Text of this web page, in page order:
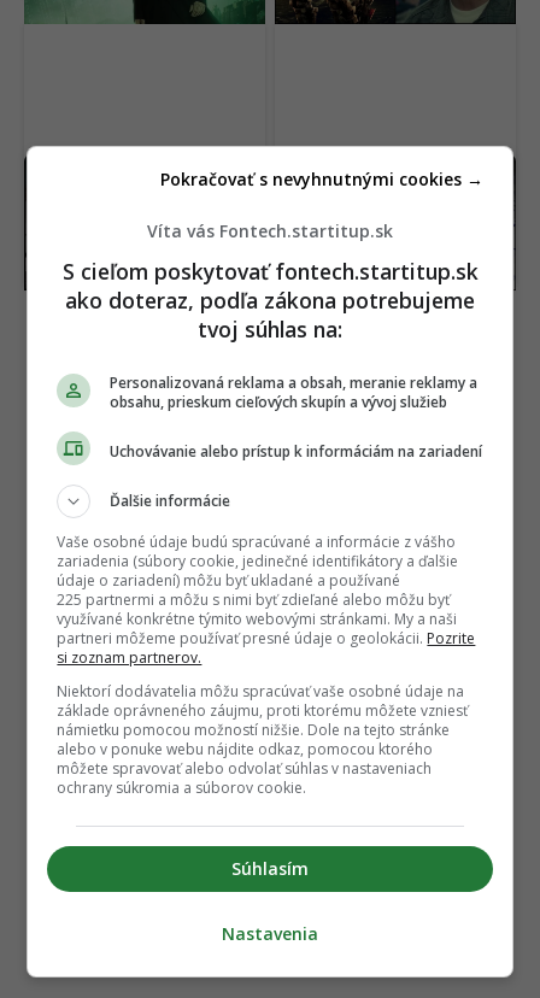
Európska únia chce
elektromobilov. Prísne
nariadenie začne platiť
už tento rok
Stačil je jeden krátky
ročný slávny problém
matematiky
Víta vás Fontech.startitup.sk
S cieľom poskytovať fontech.startitup.sk
ako doteraz, podľa zákona potrebujeme
tvoj súhlas na:
Personalizovaná reklama a obsah, meranie reklamy a
obsahu, prieskum cieľových skupín a vývoj služieb
Uchovávanie alebo prístup k informáciám na zariadení
Ďalšie informácie
Vaše osobné údaje budú spracúvané a informácie z vášho
zariadenia (súbory cookie, jedinečné identifikátory a ďalšie
údaje o zariadení) môžu byť ukladané a používané
225 partnermi a môžu s nimi byť zdieľané alebo môžu byť
využívané konkrétne týmito webovými stránkami. My a naši
partneri môžeme používať presné údaje o geolokácii. Pozrite
si zoznam partnerov.
Niektorí dodávatelia môžu spracúvať vaše osobné údaje na
základe oprávneného záujmu, proti ktorému môžete vzniesť
námietku pomocou možností nižšie. Dole na tejto stránke
alebo v ponuke webu nájdite odkaz, pomocou ktorého
môžete spravovať alebo odvolať súhlas v nastaveniach
ochrany súkromia a súborov cookie.
Súhlasím
Pokračovať s nevyhnutnými cookies →
Nastavenia